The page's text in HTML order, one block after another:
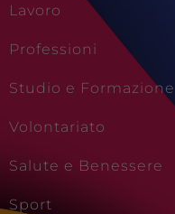
Lavoro
Professioni
Studio e Formazione
Volontariato
Salute e Benessere
Sport